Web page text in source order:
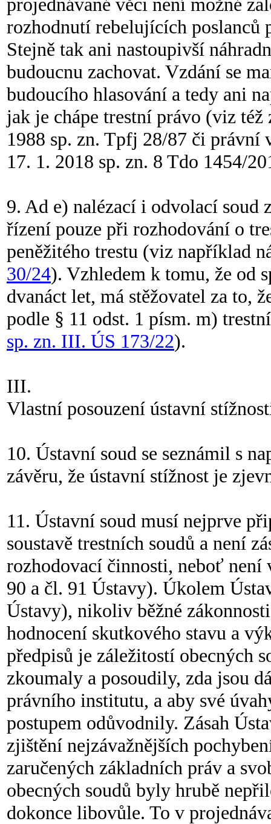
rozhodnutí rebelujících poslanců
Stejně tak ani nastoupivší
budoucnu zachovat. Vzdání se
budoucího hlasování a tedy ani
jak je chápe trestní právo (viz
1988 sp. zn. Tpfj 28/87 či právní
17. 1. 2018 sp. zn. 8 Tdo 1454/
9. Ad e) nalézací i odvolací soud
řízení pouze při rozhodování o
peněžitého trestu (viz například
30/24). Vzhledem k tomu, že od
dvanáct let, má stěžovatel za to,
podle § 11 odst. 1 písm. m)
sp. zn. III. ÚS 173/22).
III.
Vlastní posouzení ústavní
10. Ústavní soud se seznámil s
závěru, že ústavní stížnost je
11. Ústavní soud musí nejprve
soustavě trestních soudů a není
rozhodovací činnosti, neboť
90 a čl. 91 Ústavy). Úkolem
Ústavy), nikoliv běžné
hodnocení skutkového stavu a
předpisů je záležitostí obecných
zkoumaly a posoudily, zda jsou
právního institutu, a aby své
postupem odůvodnily. Zásah
zjištění nejzávažnějších
zaručených základních práv a
obecných soudů byly hrubě
dokonce libovůle. To v